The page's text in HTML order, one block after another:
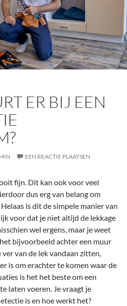
ER BIJ EEN
EEN REACTIE PLAATSEN
fijn. Dit kan ook voor veel
dus erg van belang om
is dit de simpele manier van
voor dat je niet altijd de lekkage
wel ergens, maar je weet
bijvoorbeeld achter een muur
van de lek vandaan zitten,
is om erachter te komen waar de
is het het beste om een
laten voeren. Je vraagt je
is en hoe werkt het?